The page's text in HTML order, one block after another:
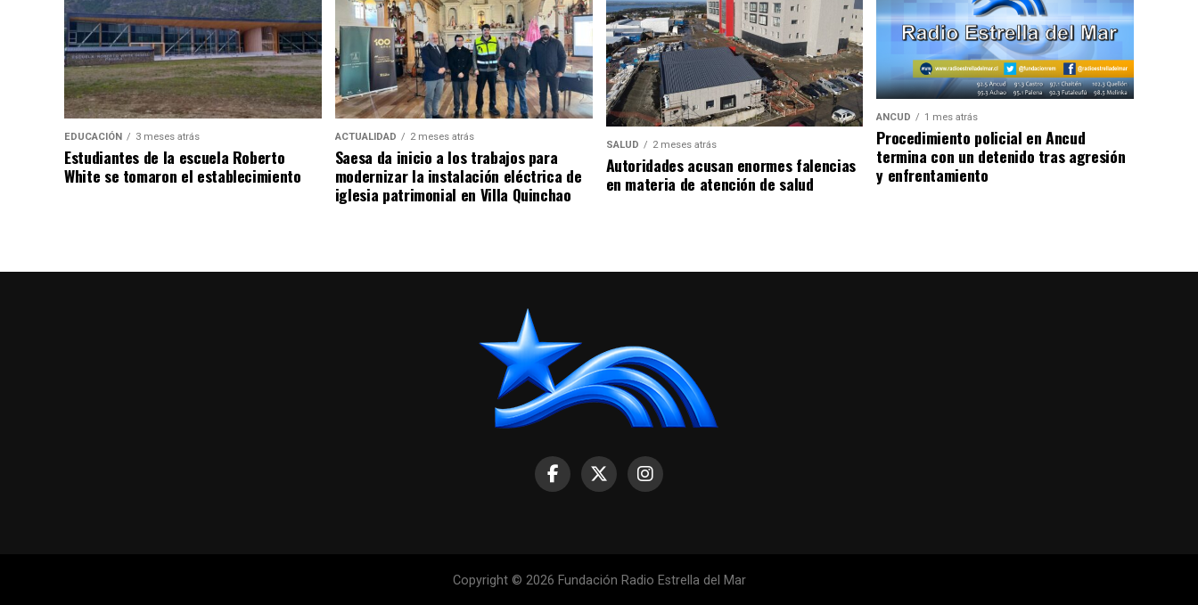
EDUCACIÓN 3 meses atrás
Estudiantes de la escuela Roberto
White se tomaron el establecimiento
ACTUALIDAD 2 meses atrás
Saesa da inicio a los trabajos para
modernizar la instalación eléctrica de
iglesia patrimonial en Villa Quinchao
SALUD 2 meses atrás
Autoridades acusan enormes falencias
en materia de atención de salud
ANCUD 1 mes atrás
Procedimiento policial en Ancud
termina con un detenido tras agresión
y enfrentamiento
Copyright © 2026 Fundación Radio Estrella del Mar